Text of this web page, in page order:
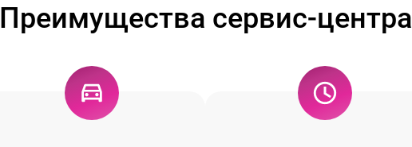
Преимущества сервис-центра